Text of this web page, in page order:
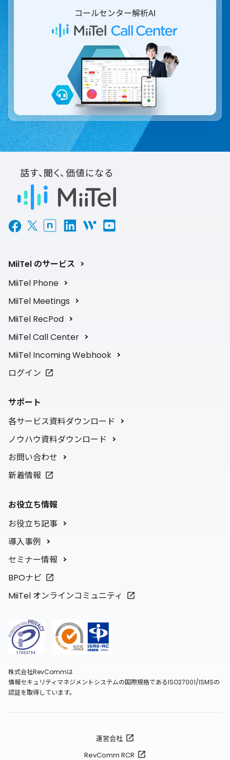
話す、聞く、価値になる
MiiTel のサービス
MiiTel Phone
MiiTel Meetings
MiiTel RecPod
MiiTel Call Center
MiiTel Incoming Webhook
ログイン
サポート
各サービス資料ダウンロード
ノウハウ資料ダウンロード
お問い合わせ
新着情報
お役立ち情報
お役立ち記事
導入事例
セミナー情報
BPOナビ
MiiTel オンラインコミュニティ
株式会社RevCommは
情報セキュリティマネジメントシステムの国際規格であるISO27001/ISMSの
認証を取得しています。
運営会社
RevComm RCR